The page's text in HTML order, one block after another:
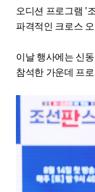
오디션 프로그램 '
파격적인 크로스
이날 행사에는 신
참석한 가운데 프